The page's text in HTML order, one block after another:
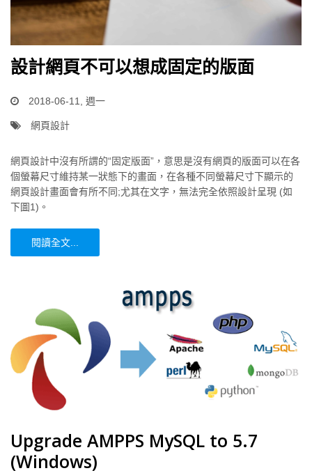
設計網頁不可以想成固定的版面
2018-06-11, 週一
網頁設計
網頁設計中沒有所謂的“固定版面”，意思是沒有網頁的版面可以在各
個螢幕尺寸維持某一狀態下的畫面，在各種不同螢幕尺寸下顯示的
網頁設計畫面會有所不同;尤其在文字，無法完全依照設計呈現 (如
下圖1)。
閱讀全文...
Upgrade AMPPS MySQL to 5.7
(Windows)